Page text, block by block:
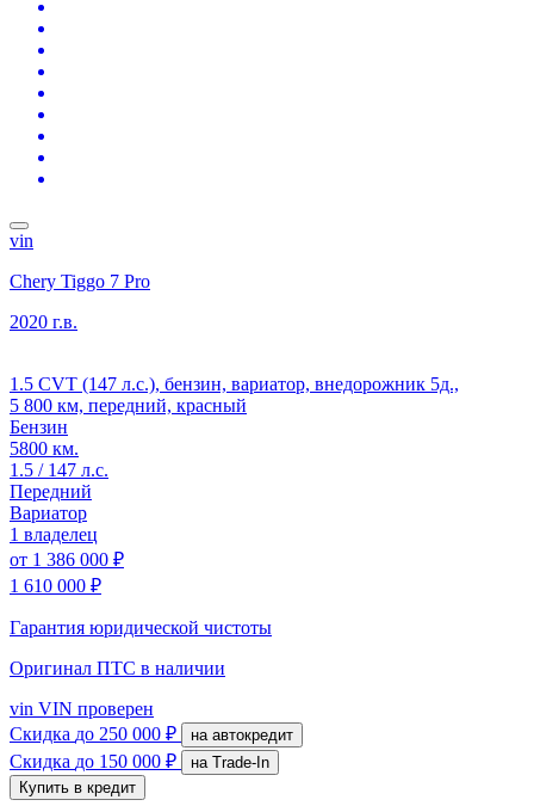
vin
Chery Tiggo 7 Pro
2020 г.в.
1.5 CVT (147 л.с.), бензин, вариатор, внедорожник 5д.,
5 800 км, передний, красный
Бензин
5800 км.
1.5 / 147 л.с.
Передний
Вариатор
1 владелец
от 1 386 000 ₽
1 610 000 ₽
Гарантия юридической чистоты
Оригинал ПТС в наличии
vin VIN проверен
Скидка до 250 000 ₽ на автокредит
Скидка до 150 000 ₽
на Trade-In
Купить в кредит